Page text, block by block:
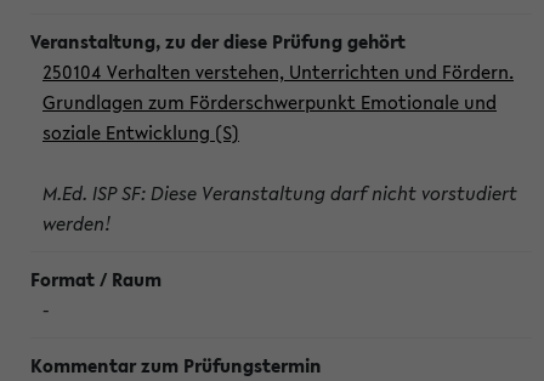
250104 Verhalten verstehen, Unterrichten und Fördern.
Grundlagen zum Förderschwerpunkt Emotionale und
soziale Entwicklung (S)
M.Ed. ISP SF: Diese Veranstaltung darf nicht vorstudiert
werden!
-